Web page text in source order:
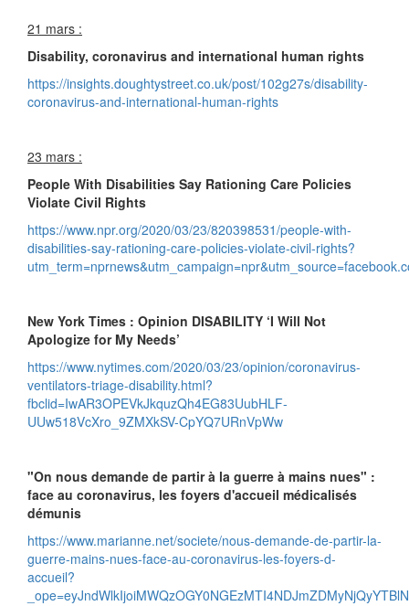
21 mars :
Disability, coronavirus and international human rights
https://insights.doughtystreet.co.uk/post/102g27s/disability-
coronavirus-and-international-human-rights
23 mars :
People With Disabilities Say Rationing Care Policies
Violate Civil Rights
https://www.npr.org/2020/03/23/820398531/people-with-
disabilities-say-rationing-care-policies-violate-civil-rights?
New York Times : Opinion DISABILITY ‘I Will Not
Apologize for My Needs’
https://www.nytimes.com/2020/03/23/opinion/coronavirus-
ventilators-triage-disability.html?
fbclid=IwAR3OPEVkJkquzQh4EG83UubHLF-
UUw518VcXro_9ZMXkSV-CpYQ7URnVpWw
"On nous demande de partir à la guerre à mains nues" :
face au coronavirus, les foyers d'accueil médicalisés
démunis
https://www.marianne.net/societe/nous-demande-de-partir-la-
guerre-mains-nues-face-au-coronavirus-les-foyers-d-
accueil?